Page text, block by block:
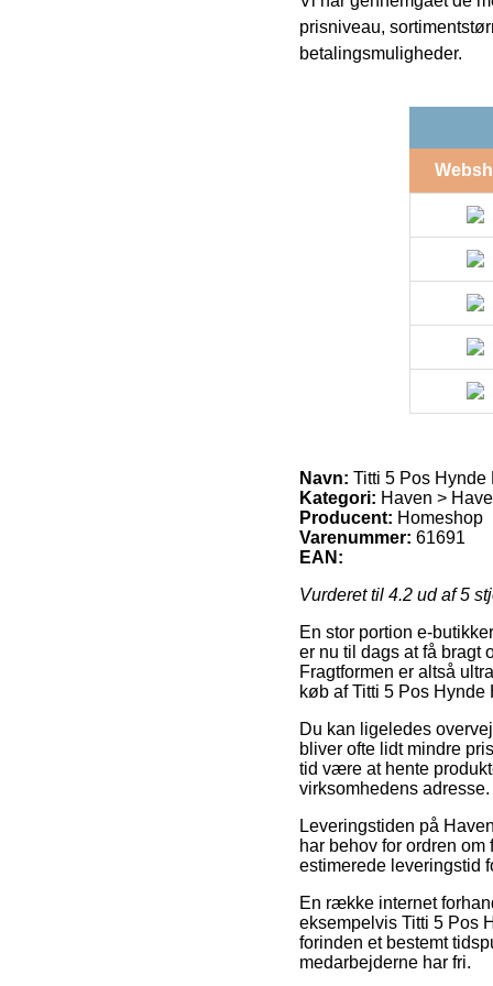
prisniveau,
betalingsmuligheder.
Navn: Titti 5 Pos Hynde
Kategori: Haven >
Producent: Homeshop
Varenummer: 61691
EAN:
Vurderet til 4.2 ud af 5
En stor portion e-
er nu til dags at få bragt
Fragtformen er altså
køb af Titti 5 Pos
Du kan ligeledes
bliver ofte lidt mindre
tid være at hente
virksomhedens adresse.
Leveringstiden på
har behov for ordren
estimerede leveringstid
En række internet
eksempelvis Titti 5 Pos
forinden et bestemt
medarbejderne har fri.